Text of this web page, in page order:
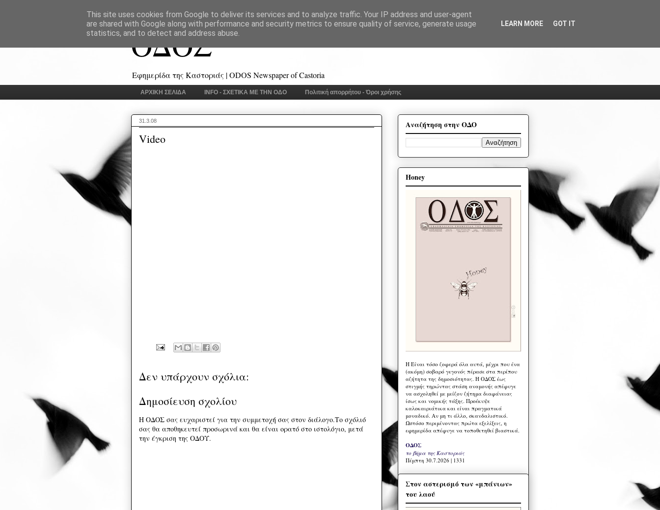
ΟΔΟΣ
Εφημερίδα της Καστοριάς | ODOS Newspaper of Castoria
ΑΡΧΙΚΗ ΣΕΛΙΔΑ INFO - ΣΧΕΤΙΚΑ ΜΕ ΤΗΝ ΟΔΟ Πολιτική απορρήτου - Όροι χρήσης
31.3.08
Video
Δεν υπάρχουν σχόλια:
Δημοσίευση σχολίου
Η ΟΔΟΣ σας ευχαριστεί για την συμμετοχή σας στον διάλογο.Το σχόλιό
σας θα αποθηκευτεί προσωρινά και θα είναι ορατό στο ιστολόγιο, μετά
την έγκριση της ΟΔΟΥ.
Αναζήτηση στην ΟΔΟ
Honey
Η Eίναι τόσο ζοφερά όλα αυτά, μέχρι που ένα
(ακόμη) σοβαρό γεγονός πέρασε στα περίπου
αζήτητα της δημοσιότητας. Η ΟΔΟΣ έως
στιγμής τηρώντας στάση αναμονής απέφυγε
να ασχοληθεί με μείζον ζήτημα διαφάνειας
ίσως και νομικής τάξης. Προέκυψε
καλοκαιριάτικα και είναι πραγματικά
μοναδικό. Αν μη τι άλλο, σκανδαλιστικό.
Ωστόσο περιμένοντας πρώτα εξελίξεις, η
εφημερίδα απέφυγε να τοποθετηθεί βιαστικά.
ΟΔΟΣ
το βήμα της Καστοριάς
Πέμπτη 30.7.2026 | 1331
Στον αστερισμό των «μπάνιων»
του λαού
This site uses cookies from Google to deliver its services and to analyze traffic. Your IP address and user-agent
are shared with Google along with performance and security metrics to ensure quality of service, generate usage
statistics, and to detect and address abuse.
LEARN MORE GOT IT